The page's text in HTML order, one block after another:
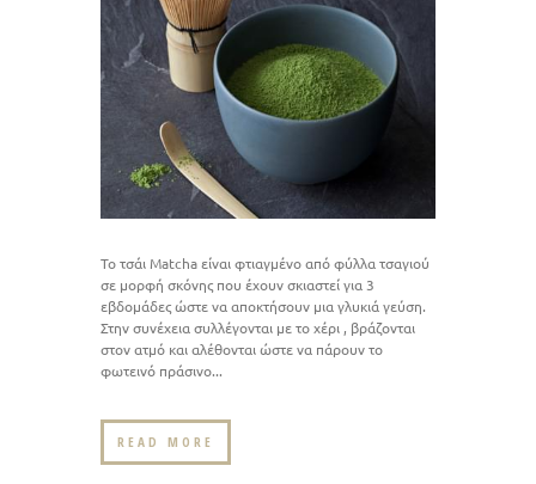
Το τσάι Matcha είναι φτιαγμένο από φύλλα τσαγιού
σε μορφή σκόνης που έχουν σκιαστεί για 3
εβδομάδες ώστε να αποκτήσουν μια γλυκιά γεύση.
Στην συνέχεια συλλέγονται με το χέρι , βράζονται
στον ατμό και αλέθονται ώστε να πάρουν το
φωτεινό πράσινο...
READ MORE